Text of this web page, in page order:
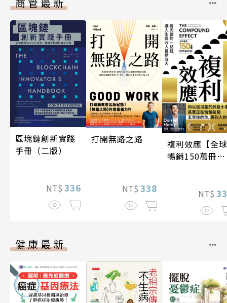
區塊鏈創新實踐
手冊（二版）
NT$ 336
打開無路之路
NT$ 338
複利效應【全球
暢銷150萬冊・
NT$
健康最新